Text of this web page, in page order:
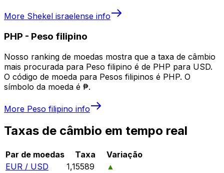
More Shekel israelense info
PHP - Peso filipino
Nosso ranking de moedas mostra que a taxa de câmbio
mais procurada para Peso filipino é de PHP para USD.
O código de moeda para Pesos filipinos é PHP. O
símbolo da moeda é ₱.
More Peso filipino info
Taxas de câmbio em tempo real
Par de moedas Taxa
Variação
EUR / USD
1,15589
▲